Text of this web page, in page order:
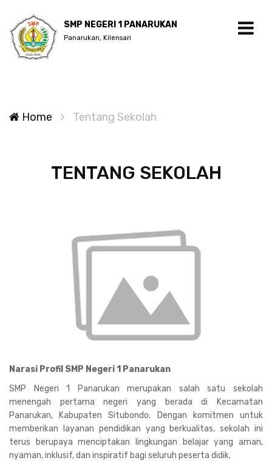
SMP NEGERI 1 PANARUKAN
Panarukan, Kilensari
Home Tentang Sekolah
TENTANG SEKOLAH
Narasi Profil SMP Negeri 1 Panarukan
SMP Negeri 1 Panarukan merupakan salah satu sekolah
menengah pertama negeri yang berada di Kecamatan
Panarukan, Kabupaten Situbondo. Dengan komitmen untuk
memberikan layanan pendidikan yang berkualitas, sekolah ini
terus berupaya menciptakan lingkungan belajar yang aman,
nyaman, inklusif, dan inspiratif bagi seluruh peserta didik.